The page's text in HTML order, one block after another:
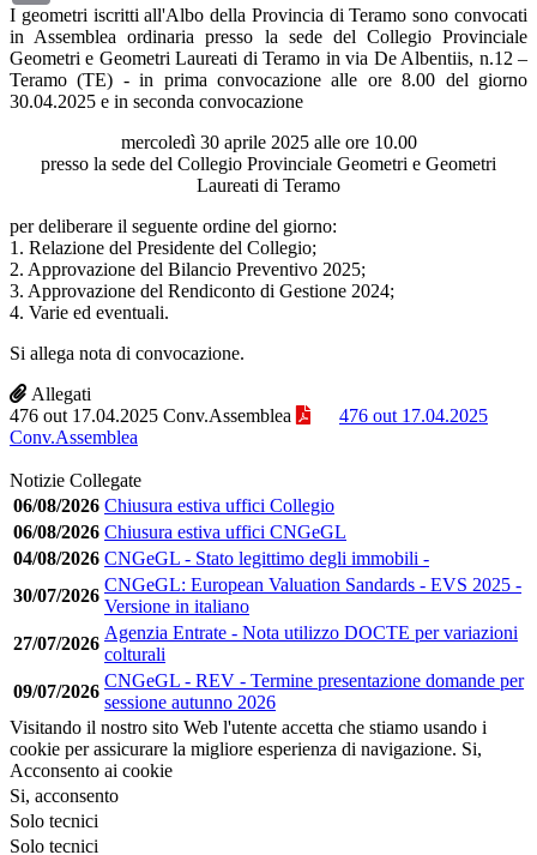
I geometri iscritti all'Albo della Provincia di Teramo sono convocati
in Assemblea ordinaria presso la sede del Collegio Provinciale
Geometri e Geometri Laureati di Teramo in via De Albentiis, n.12 –
Teramo (TE) - in prima convocazione alle ore 8.00 del giorno
30.04.2025 e in seconda convocazione
mercoledì 30 aprile 2025 alle ore 10.00
presso la sede del Collegio Provinciale Geometri e Geometri
Laureati di Teramo
per deliberare il seguente ordine del giorno:
1. Relazione del Presidente del Collegio;
2. Approvazione del Bilancio Preventivo 2025;
3. Approvazione del Rendiconto di Gestione 2024;
4. Varie ed eventuali.
Si allega nota di convocazione.
Allegati
476 out 17.04.2025 Conv.Assemblea
476 out 17.04.2025
Conv.Assemblea
Notizie Collegate
06/08/2026 Chiusura estiva uffici Collegio
06/08/2026 Chiusura estiva uffici CNGeGL
04/08/2026 CNGeGL - Stato legittimo degli immobili -
30/07/2026
CNGeGL: European Valuation Sandards - EVS 2025 -
Versione in italiano
27/07/2026
Agenzia Entrate - Nota utilizzo DOCTE per variazioni
colturali
09/07/2026
CNGeGL - REV - Termine presentazione domande per
sessione autunno 2026
Visitando il nostro sito Web l'utente accetta che stiamo usando i
cookie per assicurare la migliore esperienza di navigazione. Si,
Acconsento ai cookie
Si, acconsento
Solo tecnici
Solo tecnici